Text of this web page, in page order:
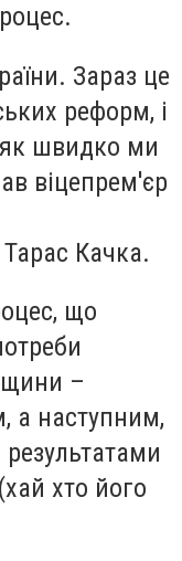
Зараз це
реформ, і
як швидко ми
віцепрем'єр
Тарас Качка.
що
–
а наступним,
хто його